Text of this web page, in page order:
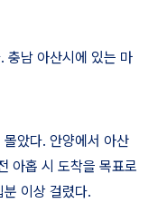
. 충남 아산시에 있는 마
몰았다. 안양에서 아산
아홉 시 도착을 목표로
이상 걸렸다.